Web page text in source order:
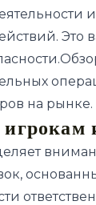
Это
на рынке.